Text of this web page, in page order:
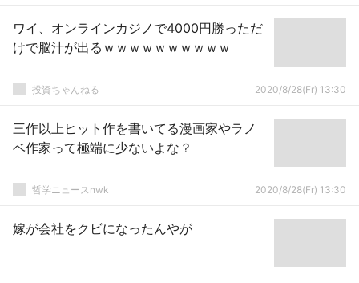
ワイ、オンラインカジノで4000円勝っただ
けで脳汁が出るｗｗｗｗｗｗｗｗｗｗ
投資ちゃんねる 2020/8/28(Fr) 13:30
三作以上ヒット作を書いてる漫画家やラノ
ベ作家って極端に少ないよな？
哲学ニュースnwk 2020/8/28(Fr) 13:30
嫁が会社をクビになったんやが